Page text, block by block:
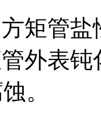
管盐
外表
。